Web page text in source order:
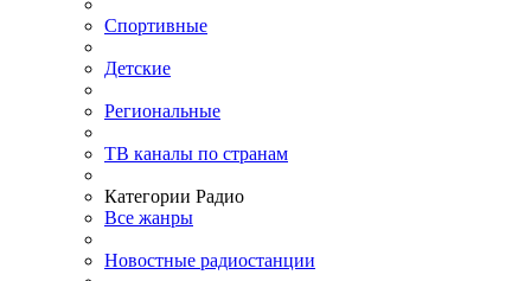
Спортивные
Детские
Региональные
ТВ каналы по странам
Категории Радио
Все жанры
Новостные радиостанции